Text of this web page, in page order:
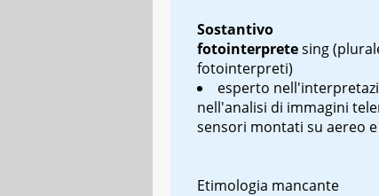
Sostantivo
fotointerpretesing
fotointerpreti)
esperto
nell'analisi di immagini
sensori montati su aereo
Etimologia mancante